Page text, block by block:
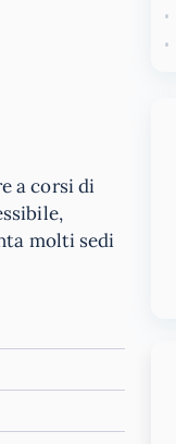
a corsi di
molti sedi